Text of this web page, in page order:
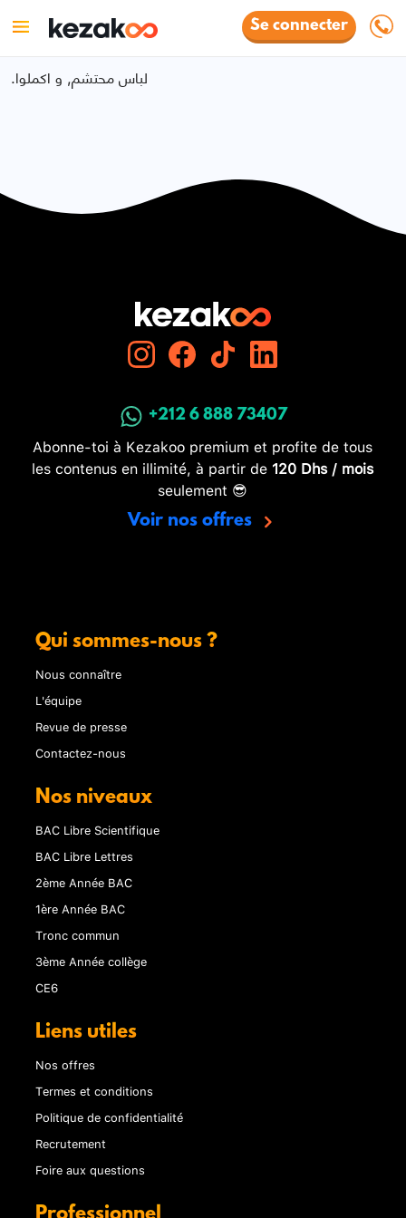
Se connecter
.لباس محتشم, و اكملوا
+212 6 888 73407
Abonne-toi à Kezakoo premium et profite de tous
les contenus en illimité, à partir de 120 Dhs / mois
seulement 😎
Voir nos offres
Qui sommes-nous ?
Nous connaître
L'équipe
Revue de presse
Contactez-nous
Nos niveaux
BAC Libre Scientifique
BAC Libre Lettres
2ème Année BAC
1ère Année BAC
Tronc commun
3ème Année collège
CE6
Liens utiles
Nos offres
Termes et conditions
Politique de confidentialité
Recrutement
Foire aux questions